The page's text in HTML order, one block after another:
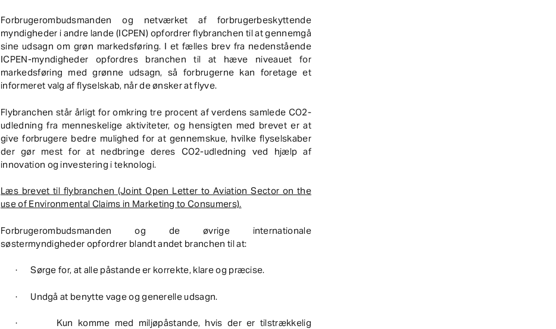
Forbrugerombudsmanden og netværket af forbrugerbeskyttende
myndigheder i andre lande (ICPEN) opfordrer flybranchen til at gennemgå
sine udsagn om grøn markedsføring. I et fælles brev fra nedenstående
ICPEN-myndigheder opfordres branchen til at hæve niveauet for
markedsføring med grønne udsagn, så forbrugerne kan foretage et
informeret valg af flyselskab, når de ønsker at flyve.
Flybranchen står årligt for omkring tre procent af verdens samlede CO2-
udledning fra menneskelige aktiviteter, og hensigten med brevet er at
give forbrugere bedre mulighed for at gennemskue, hvilke flyselskaber
der gør mest for at nedbringe deres CO2-udledning ved hjælp af
innovation og investering i teknologi.
Læs brevet til flybranchen (Joint Open Letter to Aviation Sector on the
use of Environmental Claims in Marketing to Consumers).
Forbrugerombudsmanden og de øvrige internationale
søstermyndigheder opfordrer blandt andet branchen til at:
· Sørge for, at alle påstande er korrekte, klare og præcise.
· Undgå at benytte vage og generelle udsagn.
·
Kun komme med miljøpåstande, hvis der er tilstrækkelig